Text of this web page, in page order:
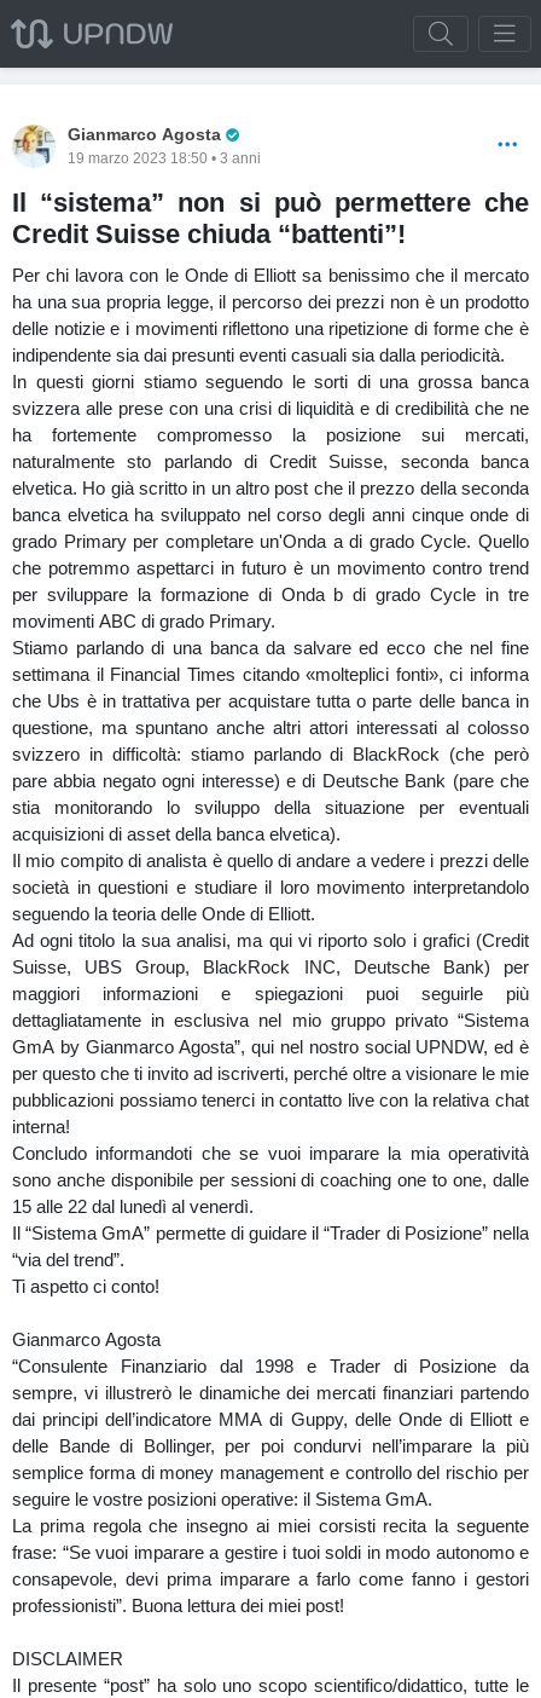
Gianmarco Agosta
19 marzo 2023 18:50 • 3 anni
Il “sistema” non si può permettere che
Credit Suisse chiuda “battenti”!
Per chi lavora con le Onde di Elliott sa benissimo che il mercato
ha una sua propria legge, il percorso dei prezzi non è un prodotto
delle notizie e i movimenti riflettono una ripetizione di forme che è
indipendente sia dai presunti eventi casuali sia dalla periodicità.
In questi giorni stiamo seguendo le sorti di una grossa banca
svizzera alle prese con una crisi di liquidità e di credibilità che ne
ha fortemente compromesso la posizione sui mercati,
naturalmente sto parlando di Credit Suisse, seconda banca
elvetica. Ho già scritto in un altro post che il prezzo della seconda
banca elvetica ha sviluppato nel corso degli anni cinque onde di
grado Primary per completare un'Onda a di grado Cycle. Quello
che potremmo aspettarci in futuro è un movimento contro trend
per sviluppare la formazione di Onda b di grado Cycle in tre
movimenti ABC di grado Primary.
Stiamo parlando di una banca da salvare ed ecco che nel fine
settimana il Financial Times citando «molteplici fonti», ci informa
che Ubs è in trattativa per acquistare tutta o parte delle banca in
questione, ma spuntano anche altri attori interessati al colosso
svizzero in difficoltà: stiamo parlando di BlackRock (che però
pare abbia negato ogni interesse) e di Deutsche Bank (pare che
stia monitorando lo sviluppo della situazione per eventuali
acquisizioni di asset della banca elvetica).
Il mio compito di analista è quello di andare a vedere i prezzi delle
società in questioni e studiare il loro movimento interpretandolo
seguendo la teoria delle Onde di Elliott.
Ad ogni titolo la sua analisi, ma qui vi riporto solo i grafici (Credit
Suisse, UBS Group, BlackRock INC, Deutsche Bank) per
maggiori informazioni e spiegazioni puoi seguirle più
dettagliatamente in esclusiva nel mio gruppo privato “Sistema
GmA by Gianmarco Agosta”, qui nel nostro social UPNDW, ed è
per questo che ti invito ad iscriverti, perché oltre a visionare le mie
pubblicazioni possiamo tenerci in contatto live con la relativa chat
interna!
Concludo informandoti che se vuoi imparare la mia operatività
sono anche disponibile per sessioni di coaching one to one, dalle
15 alle 22 dal lunedì al venerdì.
Il “Sistema GmA” permette di guidare il “Trader di Posizione” nella
“via del trend”.
Ti aspetto ci conto!
Gianmarco Agosta
“Consulente Finanziario dal 1998 e Trader di Posizione da
sempre, vi illustrerò le dinamiche dei mercati finanziari partendo
dai principi dell’indicatore MMA di Guppy, delle Onde di Elliott e
delle Bande di Bollinger, per poi condurvi nell’imparare la più
semplice forma di money management e controllo del rischio per
seguire le vostre posizioni operative: il Sistema GmA.
La prima regola che insegno ai miei corsisti recita la seguente
frase: “Se vuoi imparare a gestire i tuoi soldi in modo autonomo e
consapevole, devi prima imparare a farlo come fanno i gestori
professionisti”. Buona lettura dei miei post!
DISCLAIMER
Il presente “post” ha solo uno scopo scientifico/didattico, tutte le